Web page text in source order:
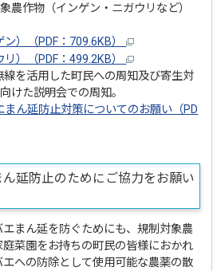
農作物（インゲン・ニガウリなど）
ン）（PDF：709.6KB）
リ）（PDF：499.2KB）
線を活用した町民への周知及び寄生対
けた説明会での周知。
まん延防止対策についてのお願い（PD
延防止のためにご協力をお願い
まん延を防ぐためにも、規制対象農
菜園をお持ちの町民の皆様におかれ
への防除として使用可能な農薬の散